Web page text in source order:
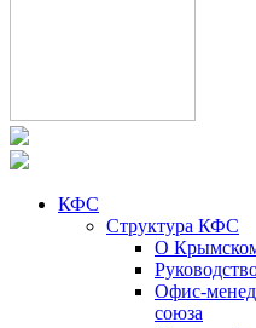
КФС
Структура КФС
О
Офис-
союза